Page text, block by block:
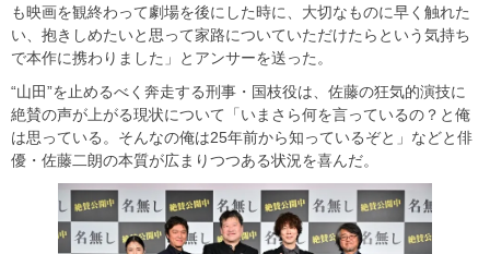
も映画を観終わって劇場を後にした時に、大切なものに早く触れた
い、抱きしめたいと思って家路についていただけたらという気持ち
で本作に携わりました」とアンサーを送った。
“山田”を止めるべく奔走する刑事・国枝役は、佐藤の狂気的演技に
絶賛の声が上がる現状について「いまさら何を言っているの？と俺
は思っている。そんなの俺は25年前から知っているぞと」などと俳
優・佐藤二朗の本質が広まりつつある状況を喜んだ。